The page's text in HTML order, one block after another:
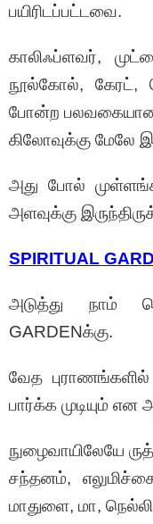
பயிரிடப்பட்டவை.
காலிஃப்ளவர்,
நூல்கோல், கேரட்,
போன்ற
கிலோவுக்கு மேலே
அது போல்
அளவுக்கு
SPIRITUAL
அடுத்து நாம்
GARDENக்கு.
வேத
பார்க்க முடியும் என
நுழைவாயிலேயே
சந்தனம்,
மாதுளை, மா,